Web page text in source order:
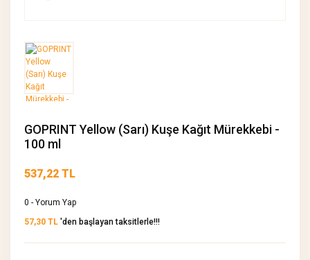
GOPRINT Yellow (Sarı) Kuşe Kağıt Mürekkebi -
100 ml
537,22 TL
0 - Yorum Yap
57,30 TL 'den başlayan taksitlerle!!!